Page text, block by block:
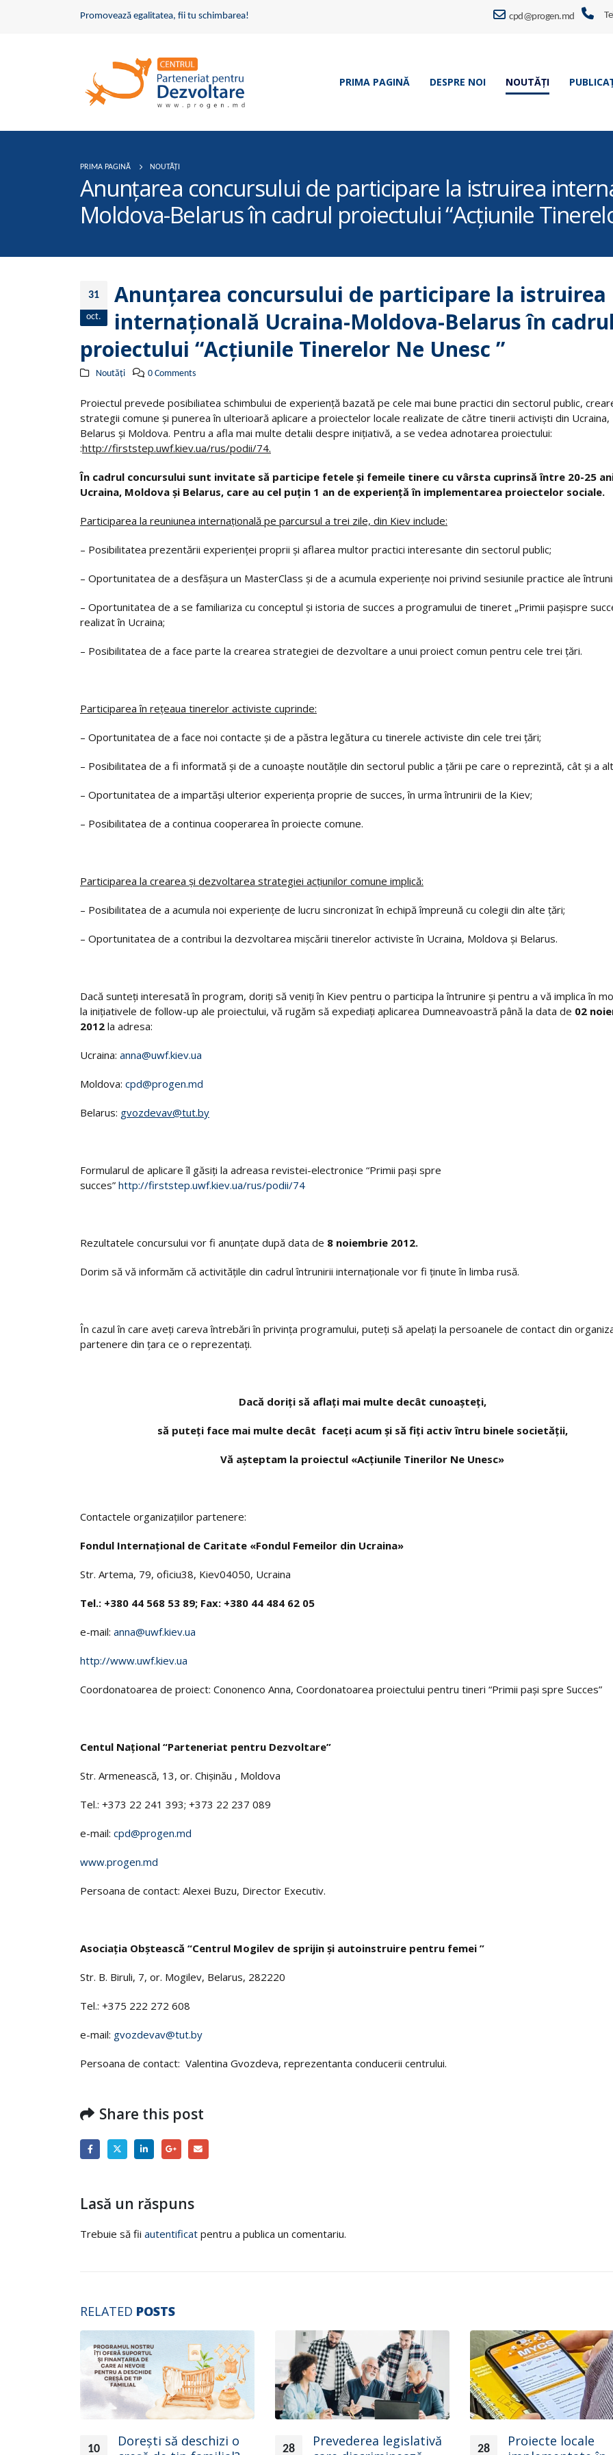
Promovează egalitatea, fii tu schimbarea! cpd@progen.md
PRIMA PAGINĂ DESPRE NOI NOUTĂȚI
PRIMA PAGINĂ NOUTĂȚI
Anunţarea concursului de participare la istruirea
Moldova-Belarus în cadrul proiectului “Acţiunile
31
oct.
Anunţarea concursului de participare la istruirea
internaţională Ucraina-Moldova-Belarus în cadrul
proiectului “Acţiunile Tinerelor Ne Unesc ”
Noutăți 0 Comments
Proiectul prevede posibiliatea schimbului de experienţă bazată pe cele mai bune practici din sectorul public,
strategii comune și punerea în ulterioară aplicare a proiectelor locale realizate de către tinerii activiști din Ucraina,
Belarus și Moldova. Pentru a afla mai multe detalii despre iniţiativă, a se vedea adnotarea proiectului:
:http://firststep.uwf.kiev.ua/rus/podii/74.
În cadrul concursului sunt invitate să participe fetele şi femeile tinere cu vârsta cuprinsă între 20-25
Ucraina, Moldova şi Belarus, care au cel puţin 1 an de experienţă în implementarea proiectelor sociale.
Participarea la reuniunea internaţională pe parcursul a trei zile, din Kiev include:
– Posibilitatea prezentării experienţei proprii și aflarea multor practici interesante din sectorul public;
– Oportunitatea de a desfășura un MasterClass și de a acumula experienţe noi privind sesiunile practice ale
– Oportunitatea de a se familiariza cu conceptul și istoria de succes a programului de tineret „Primii paşispre
realizat în Ucraina;
– Posibilitatea de a face parte la crearea strategiei de dezvoltare a unui proiect comun pentru cele trei țări.
Participarea în reţeaua tinerelor activiste cuprinde:
– Oportunitatea de a face noi contacte și de a păstra legătura cu tinerele activiste din cele trei țări;
– Posibilitatea de a fi informată și de a cunoaşte noutăţile din sectorul public a ţării pe care o reprezintă, cât şi a
– Oportunitatea de a impartăşi ulterior experienţa proprie de succes, în urma întrunirii de la Kiev;
– Posibilitatea de a continua cooperarea în proiecte comune.
Participarea la crearea şi dezvoltarea strategiei acțiunilor comune implică:
– Posibilitatea de a acumula noi experienţe de lucru sincronizat în echipă împreună cu colegii din alte țări;
– Oportunitatea de a contribui la dezvoltarea mişcării tinerelor activiste în Ucraina, Moldova și Belarus.
Dacă sunteți interesată în program, doriţi să veniţi în Kiev pentru o participa la întrunire și pentru a vă implica în
la inițiativele de follow-up ale proiectului, vă rugăm să expediaţi aplicarea Dumneavoastră până la data de 02
2012 la adresa:
Ucraina: anna@uwf.kiev.ua
Moldova: cpd@progen.md
Belarus: gvozdevav@tut.by
Formularul de aplicare îl găsiţi la adreasa revistei-electronice “Primii paşi spre
succes” http://firststep.uwf.kiev.ua/rus/podii/74
Rezultatele concursului vor fi anunţate după data de 8 noiembrie 2012.
Dorim să vă informăm că activităţile din cadrul întrunirii internaţionale vor fi ţinute în limba rusă.
În cazul în care aveţi careva întrebări în privinţa programului, puteţi să apelaţi la persoanele de contact din
partenere din ţara ce o reprezentaţi.
Dacă doriţi să aflaţi mai multe decât cunoaşteţi,
să puteţi face mai multe decât faceţi acum şi să fiţi activ întru binele societăţii,
Vă aşteptam la proiectul «Acţiunile Tinerilor Ne Unesc»
Contactele organizaţiilor partenere:
Fondul Internaţional de Caritate «Fondul Femeilor din Ucraina»
Str. Artema, 79, oficiu38, Kiev04050, Ucraina
Tel.: +380 44 568 53 89; Fax: +380 44 484 62 05
e-mail: anna@uwf.kiev.ua
http://www.uwf.kiev.ua
Coordonatoarea de proiect: Cononenco Anna, Coordonatoarea proiectului pentru tineri “Primii paşi spre Succes”
Centul Naţional “Parteneriat pentru Dezvoltare”
Str. Armenească, 13, or. Chişinău , Moldova
Tel.: +373 22 241 393; +373 22 237 089
e-mail: cpd@progen.md
www.progen.md
Persoana de contact: Alexei Buzu, Director Executiv.
Asociaţia Obştească “Centrul Mogilev de sprijin şi autoinstruire pentru femei ”
Str. B. Biruli, 7, or. Mogilev, Belarus, 282220
Tel.: +375 222 272 608
e-mail: gvozdevav@tut.by
Persoana de contact: Valentina Gvozdeva, reprezentanta conducerii centrului.
Share this post
Lasă un răspuns
Trebuie să fii autentificat pentru a publica un comentariu.
RELATED POSTS
10
Dorești să deschizi o
28
Prevederea legislativă
28
Proiecte locale